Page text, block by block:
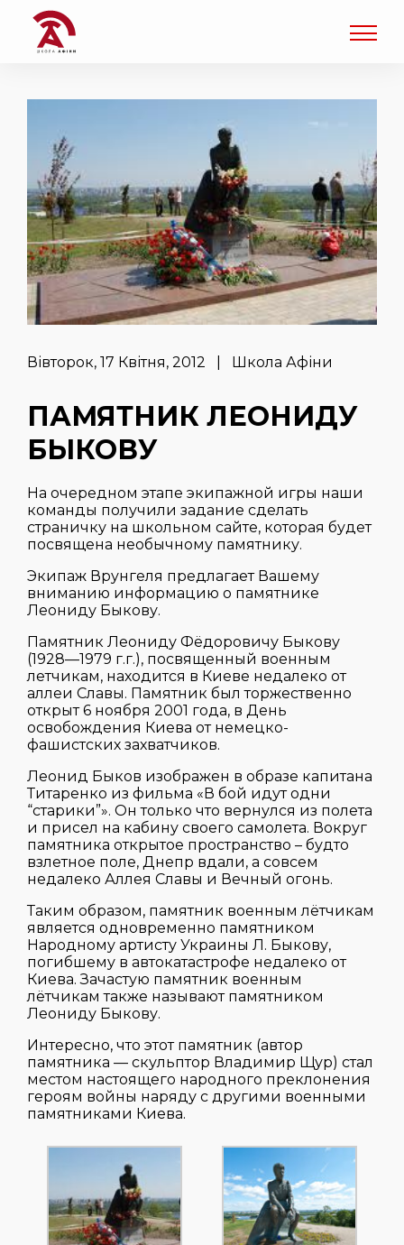
Вівторок, 17 Квітня, 2012 | Школа Афіни
ПАМЯТНИК ЛЕОНИДУ
БЫКОВУ
На очередном этапе экипажной игры наши
команды получили задание сделать
страничку на школьном сайте, которая будет
посвящена необычному памятнику.
Экипаж Врунгеля предлагает Вашему
вниманию информацию о памятнике
Леониду Быкову.
Памятник Леониду Фёдоровичу Быкову
(1928—1979 г.г.), посвященный военным
летчикам, находится в Киеве недалеко от
аллеи Славы. Памятник был торжественно
открыт 6 ноября 2001 года, в День
освобождения Киева от немецко-
фашистских захватчиков.
Леонид Быков изображен в образе капитана
Титаренко из фильма «В бой идут одни
“старики”». Он только что вернулся из полета
и присел на кабину своего самолета. Вокруг
памятника открытое пространство – будто
взлетное поле, Днепр вдали, а совсем
недалеко Аллея Славы и Вечный огонь.
Таким образом, памятник военным лётчикам
является одновременно памятником
Народному артисту Украины Л. Быкову,
погибшему в автокатастрофе недалеко от
Киева. Зачастую памятник военным
лётчикам также называют памятником
Леониду Быкову.
Интересно, что этот памятник (автор
памятника — скульптор Владимир Щур) стал
местом настоящего народного преклонения
героям войны наряду с другими военными
памятниками Киева.